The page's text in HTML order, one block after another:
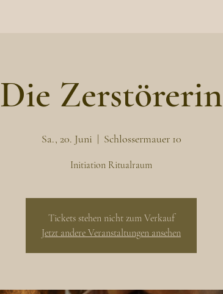
Die Zerstörerin
Sa., 20. Juni
  |
Schlossermauer 10
Initiation Ritualraum
Tickets stehen nicht zum Verkauf
Jetzt andere Veranstaltungen ansehen